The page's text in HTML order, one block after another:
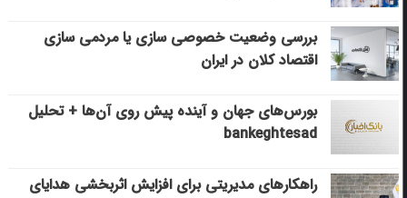
بررسی وضعیت خصوصی سازی یا مردمی سازی
اقتصاد کلان در ایران
بورس‌های جهان و آینده پیش روی آن‌ها + تحلیل
bankeghtesad
راهکارهای مدیریتی برای افزایش اثربخشی هدایای